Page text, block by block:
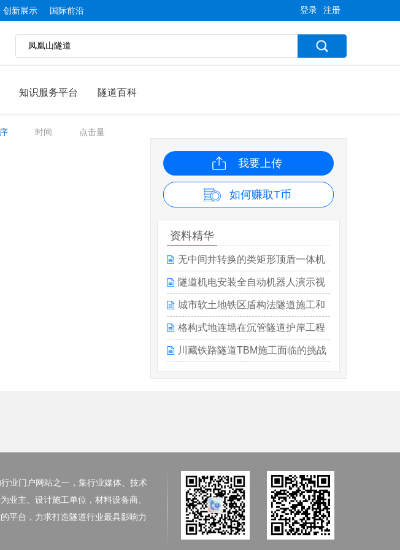
创新展示 国际前沿 注册
登录
知识服务平台 隧道百科
点击量
时间
我要上传
如何赚取T币
资料精华
无中间井转换的类矩形顶盾一体机
的研制---潘汪洋
隧道机电安装全自动机器人演示视
频-从支架定位到螺丝安装
城市软土地铁区盾构法隧道施工和
运营风险的人工智能预测与监控
及...
格构式地连墙在沉管隧道护岸工程
中的应用
川藏铁路隧道TBM施工面临的挑战
与技术创新
业门户网站之一，集行业媒体、技术
业主、设计施工单位，材料设备商、
平台，力求打造隧道行业最具影响力